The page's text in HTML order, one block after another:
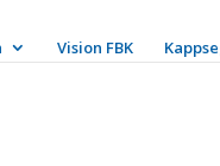
Vision FBK